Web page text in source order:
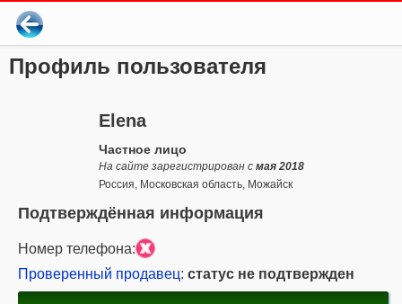
Профиль пользователя
Elena
Частное лицо
На сайте зарегистрирован с мая 2018
Россия, Московская область, Можайск
Подтверждённая информация
Номер телефона:
Проверенный продавец: статус не подтвержден